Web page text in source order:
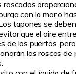
roscados
con la mano
tapones se
que el aire
de los puertos,
las roscas de